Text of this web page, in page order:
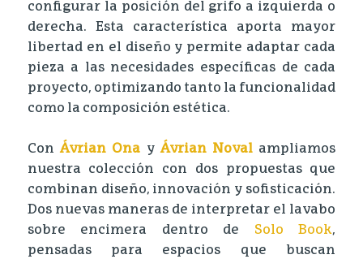
configurar la posición del grifo a izquierda o
derecha. Esta característica aporta mayor
libertad en el diseño y permite adaptar cada
pieza a las necesidades específicas de cada
proyecto, optimizando tanto la funcionalidad
como la composición estética.
ConÁvrian Ona yÁvrian Noval ampliamos
nuestra colección con dos propuestas que
combinan diseño, innovación y sofisticación.
Dos nuevas maneras de interpretar el lavabo
sobre encimera dentro de Solo Book,
pensadas para espacios que buscan